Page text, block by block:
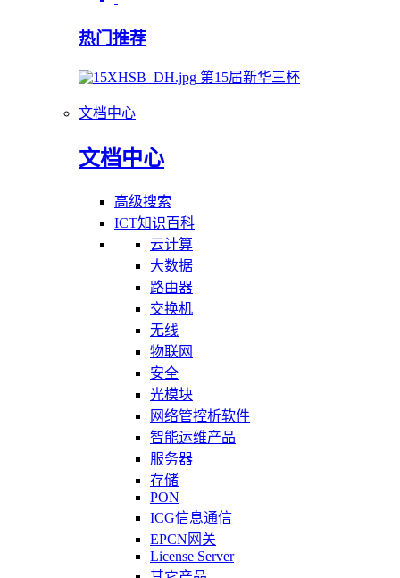
热门推荐
第15届新华三杯
文档中心
文档中心
高级搜索
ICT知识百科
云计算
大数据
路由器
交换机
无线
物联网
安全
光模块
网络管控析软件
智能运维产品
服务器
存储
PON
ICG信息通信
EPCN网关
License Server